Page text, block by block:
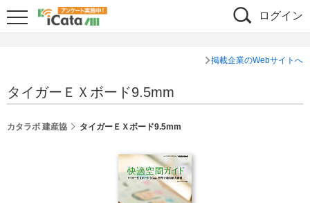
ログイン
掲載企業のWebサイトへ
タイガーＥＸボード9.5mm
カタラボ 建産協 タイガーＥＸボード9.5mm